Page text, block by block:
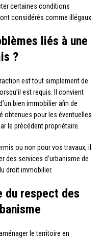
certaines conditions
considérés comme illégaux.
liés à une
?
est tout simplement de
est requis. Il convient
bien immobilier afin de
obtenues pour les éventuelles
le précédent propriétaire.
ou non pour vos travaux, il
des services d’urbanisme de
droit immobilier.
du respect des
le territoire en